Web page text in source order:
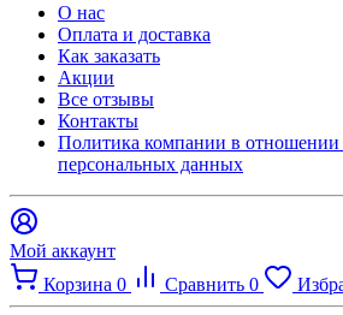
О нас
Оплата и доставка
Как заказать
Акции
Все отзывы
Контакты​
Политика компании в отношении
персональных данных
Мой аккаунт
Корзина 0 Сравнить 0